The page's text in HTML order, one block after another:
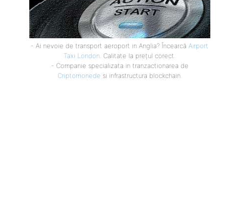
- Ai nevoie de transport aeroport in Anglia? Încearcă Airport
Taxi London . Calitate la prețul corect.
- Companie specializata in tranzactionarea de
Criptomonede si infrastructura blockchain.